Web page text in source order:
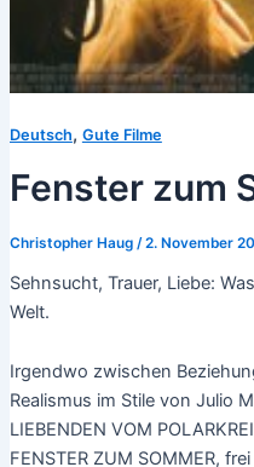
Deutsch, Gute Filme
Fenster zum
Christopher Haug /2. November
Sehnsucht, Trauer, Liebe:
Welt.
Irgendwo zwischen
Realismus im Stile von Julio
LIEBENDEN VOM
FENSTER ZUM SOMMER,